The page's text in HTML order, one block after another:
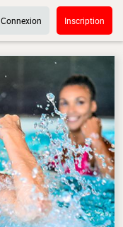
Connexion Inscription